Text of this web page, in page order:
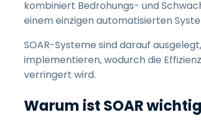
kombiniert Bedrohungs- und
einem einzigen automatisierten
SOAR-Systeme sind darauf
implementieren, wodurch die
verringert wird.
Warum ist SOAR